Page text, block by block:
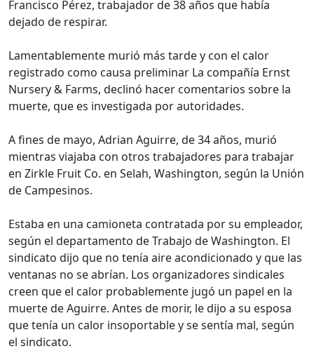
Francisco Pérez, trabajador de 38 años que había
dejado de respirar.
Lamentablemente murió más tarde y con el calor
registrado como causa preliminar La compañía Ernst
Nursery & Farms, declinó hacer comentarios sobre la
muerte, que es investigada por autoridades.
A fines de mayo, Adrian Aguirre, de 34 años, murió
mientras viajaba con otros trabajadores para trabajar
en Zirkle Fruit Co. en Selah, Washington, según la Unión
de Campesinos.
Estaba en una camioneta contratada por su empleador,
según el departamento de Trabajo de Washington. El
sindicato dijo que no tenía aire acondicionado y que las
ventanas no se abrían. Los organizadores sindicales
creen que el calor probablemente jugó un papel en la
muerte de Aguirre. Antes de morir, le dijo a su esposa
que tenía un calor insoportable y se sentía mal, según
el sindicato.